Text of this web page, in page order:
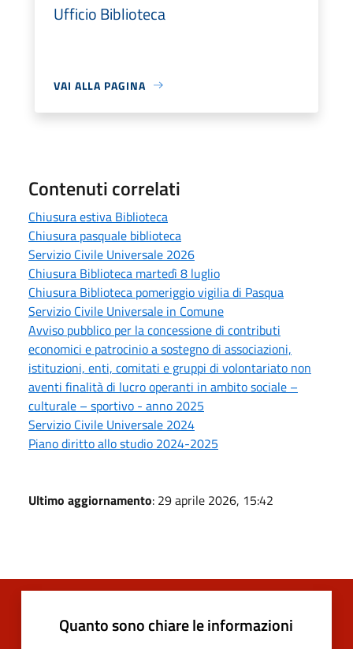
Ufficio Biblioteca
VAI ALLA PAGINA
Contenuti correlati
Chiusura estiva Biblioteca
Chiusura pasquale biblioteca
Servizio Civile Universale 2026
Chiusura Biblioteca martedì 8 luglio
Chiusura Biblioteca pomeriggio vigilia di Pasqua
Servizio Civile Universale in Comune
Avviso pubblico per la concessione di contributi
economici e patrocinio a sostegno di associazioni,
istituzioni, enti, comitati e gruppi di volontariato non
aventi finalità di lucro operanti in ambito sociale –
culturale – sportivo - anno 2025
Servizio Civile Universale 2024
Piano diritto allo studio 2024-2025
Ultimo aggiornamento: 29 aprile 2026, 15:42
Quanto sono chiare le informazioni